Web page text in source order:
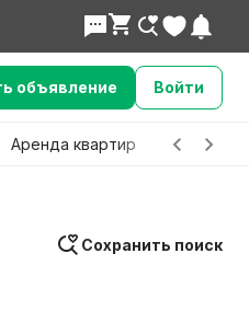
объявление Войти
Аренда квартир Детские
Сохранить поиск